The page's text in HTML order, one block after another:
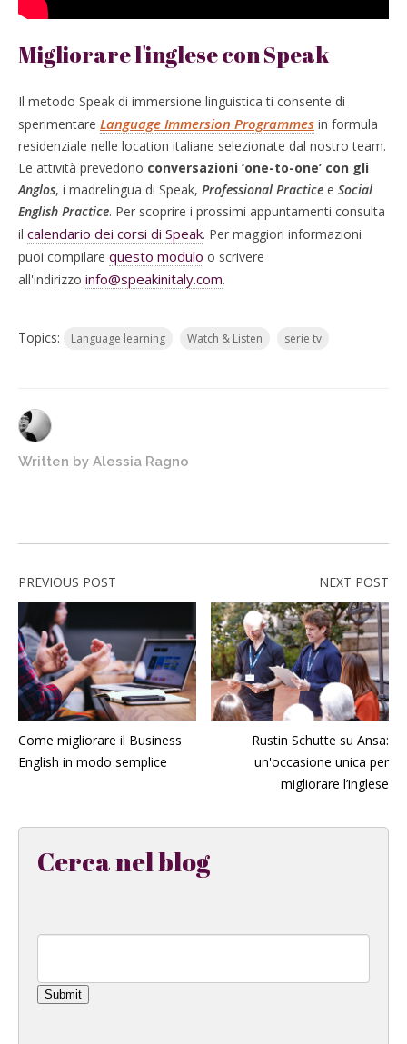
Migliorare l'inglese con Speak
Il metodo Speak di immersione linguistica ti consente di
sperimentare Language Immersion Programmes in formula
residenziale nelle location italiane selezionate dal nostro team.
Le attività prevedono conversazioni ‘one-to-one’ con gli
Anglos, i madrelingua di Speak, Professional Practice e Social
English Practice. Per scoprire i prossimi appuntamenti consulta
il calendario dei corsi di Speak. Per maggiori informazioni
puoi compilare questo modulo o scrivere
all'indirizzo info@speakinitaly.com.
Topics: Language learning Watch & Listen serie tv
Written by Alessia Ragno
PREVIOUS POST
Come migliorare il Business
English in modo semplice
NEXT POST
Rustin Schutte su Ansa:
un'occasione unica per
migliorare l’inglese
Cerca nel blog
Submit